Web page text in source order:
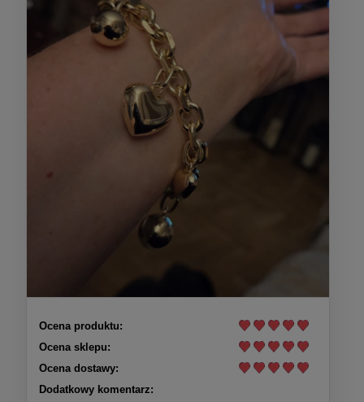
Ocena produktu:
Ocena sklepu:
Ocena dostawy:
Dodatkowy komentarz: